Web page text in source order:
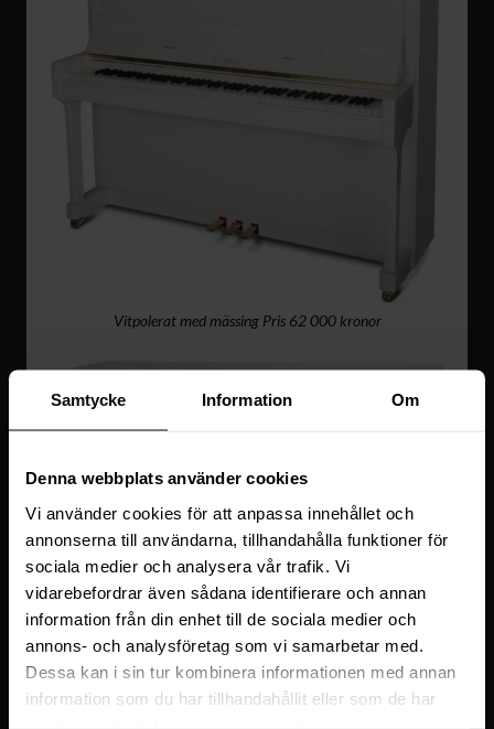
Samtycke Information Om
Denna webbplats använder cookies
Vi använder cookies för att anpassa innehållet och
annonserna till användarna, tillhandahålla funktioner för
sociala medier och analysera vår trafik. Vi
vidarebefordrar även sådana identifierare och annan
information från din enhet till de sociala medier och
annons- och analysföretag som vi samarbetar med.
Dessa kan i sin tur kombinera informationen med annan
information som du har tillhandahållit eller som de har
Vitpolerat med mässing Pris 62 000 kronor
Vitpolerat med krom Pris 62 000 kronor